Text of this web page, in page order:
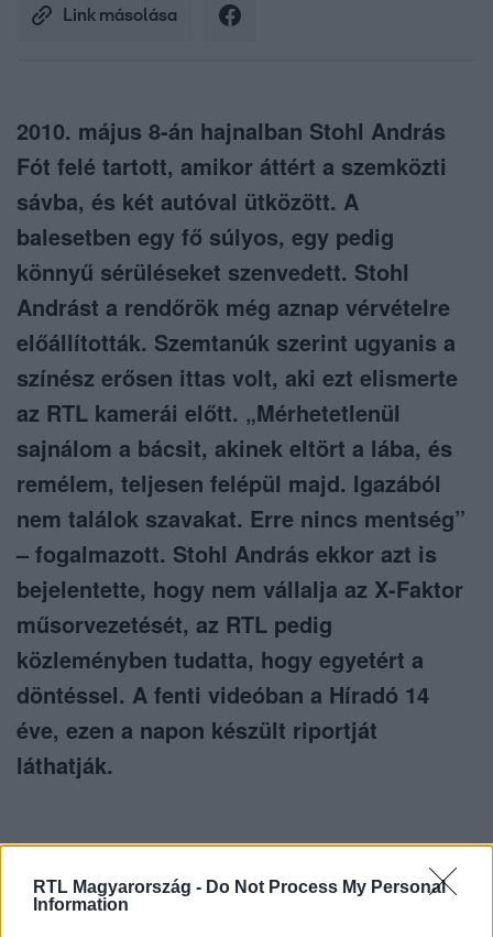
RTL Magyarország - Do Not Process My Personal
Information
Link másolása
2010. május 8-án hajnalban Stohl András
Fót felé tartott, amikor áttért a szemközti
sávba, és két autóval ütközött. A
balesetben egy fő súlyos, egy pedig
könnyű sérüléseket szenvedett. Stohl
Andrást a rendőrök még aznap vérvételre
előállították. Szemtanúk szerint ugyanis a
színész erősen ittas volt, aki ezt elismerte
az RTL kamerái előtt. „Mérhetetlenül
sajnálom a bácsit, akinek eltört a lába, és
remélem, teljesen felépül majd. Igazából
nem találok szavakat. Erre nincs mentség”
– fogalmazott. Stohl András ekkor azt is
bejelentette, hogy nem vállalja az X-Faktor
műsorvezetését, az RTL pedig
közleményben tudatta, hogy egyetért a
döntéssel. A fenti videóban a Híradó 14
éve, ezen a napon készült riportját
láthatják.